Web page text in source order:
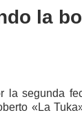
la
la segunda
«La